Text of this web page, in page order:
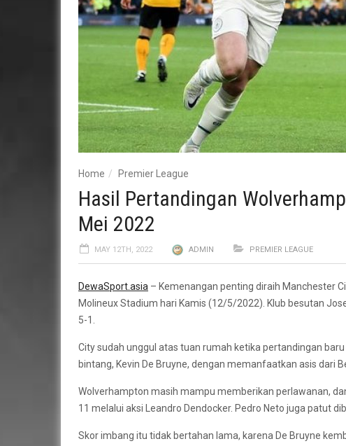
Home Premier League
Hasil Pertandingan
Mei 2022
MAY 12TH, 2022 ADMIN PREMIER LEAGUE
DewaSport.asia – Kemenangan penting diraih Manchester
Molineux Stadium hari Kamis (12/5/2022). Klub besutan
5-1.
City sudah unggul atas tuan rumah ketika pertandingan
bintang, Kevin De Bruyne, dengan memanfaatkan asis dari
Wolverhampton masih mampu memberikan perlawanan,
11 melalui aksi Leandro Dendocker. Pedro Neto juga patut
Skor imbang itu tidak bertahan lama, karena De Bruyne